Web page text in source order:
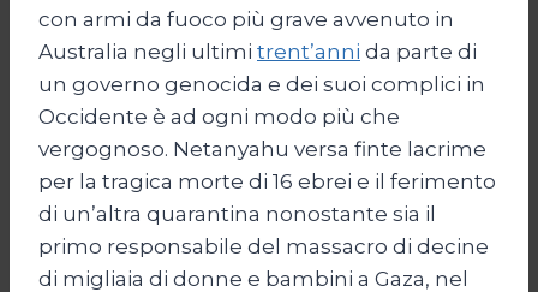
con armi da fuoco più grave avvenuto in
Australia negli ultimi trent’anni da parte di
un governo genocida e dei suoi complici in
Occidente è ad ogni modo più che
vergognoso. Netanyahu versa finte lacrime
per la tragica morte di 16 ebrei e il ferimento
di un’altra quarantina nonostante sia il
primo responsabile del massacro di decine
di migliaia di donne e bambini a Gaza, nel